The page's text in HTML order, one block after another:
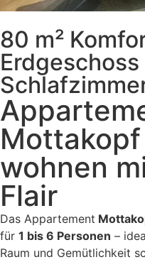
80 m²
wohnen
Flair
Das Appartement
für 1 bis 6 Personen –
Raum und Gemütlichkeit